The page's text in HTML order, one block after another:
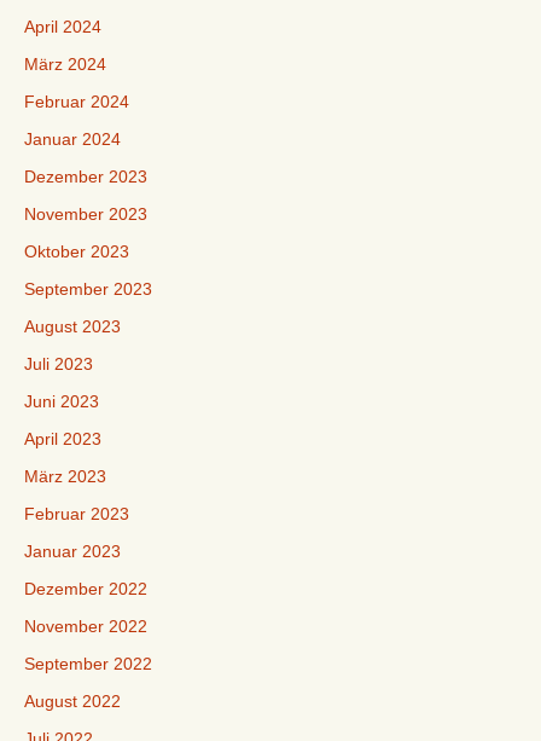
April 2024
März 2024
Februar 2024
Januar 2024
Dezember 2023
November 2023
Oktober 2023
September 2023
August 2023
Juli 2023
Juni 2023
April 2023
März 2023
Februar 2023
Januar 2023
Dezember 2022
November 2022
September 2022
August 2022